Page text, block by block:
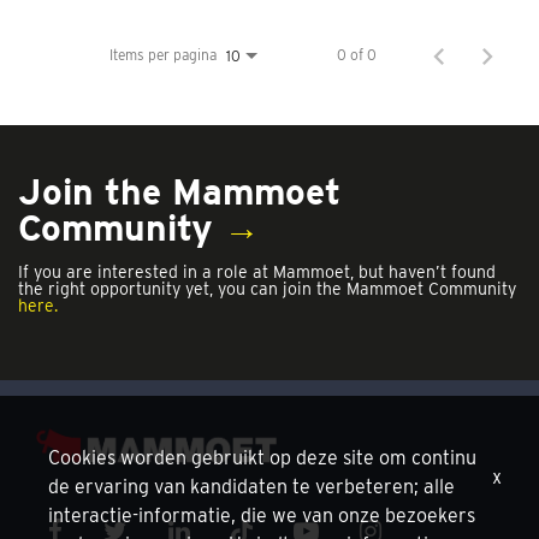
Items per pagina 10 0 of 0
Join the Mammoet
Community →
If you are interested in a role at Mammoet, but haven’t found
the right opportunity yet, you can join the Mammoet Community
here.
Cookies worden gebruikt op deze site om continu
de ervaring van kandidaten te verbeteren; alle
interactie-informatie, die we van onze bezoekers
x